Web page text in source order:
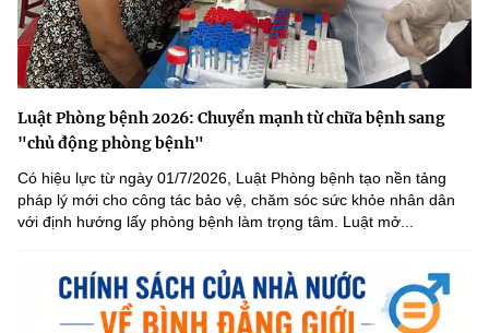
Luật Phòng bệnh 2026: Chuyển mạnh từ chữa bệnh sang
"chủ động phòng bệnh"
Có hiệu lực từ ngày 01/7/2026, Luật Phòng bệnh tạo nền tảng
pháp lý mới cho công tác bảo vệ, chăm sóc sức khỏe nhân dân
với định hướng lấy phòng bệnh làm trọng tâm. Luật mở...